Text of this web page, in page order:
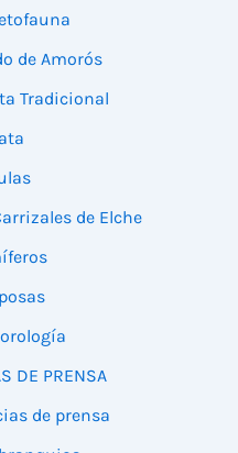
de Amorós
Tradicional
de Elche
DE PRENSA
de prensa